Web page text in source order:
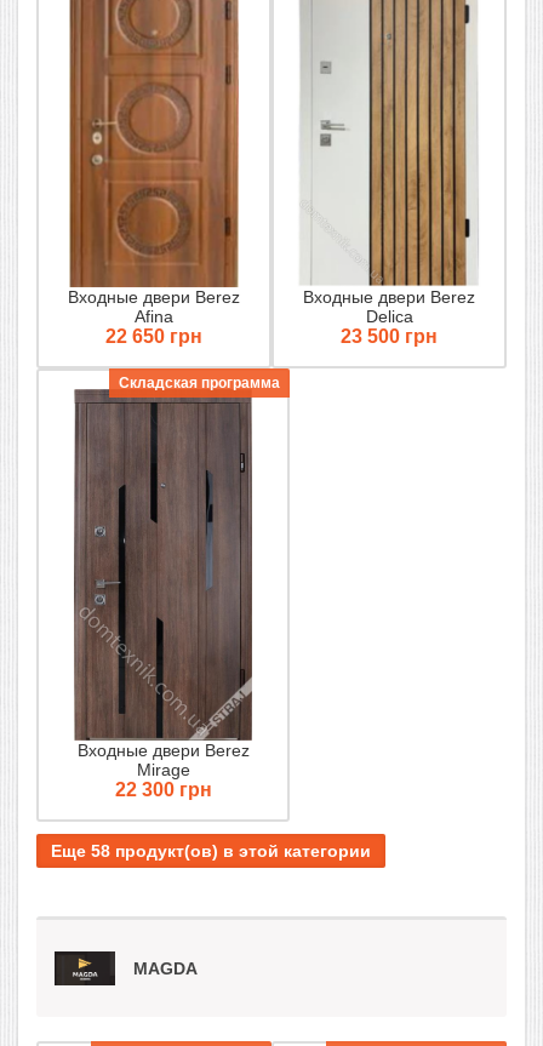
Входные двери Berez
Afina
22 650 грн
Входные двери Berez
Delica
23 500 грн
Входные двери Berez
Mirage
22 300 грн
Складская программа
Еще 58 продукт(ов) в этой категории
MAGDA